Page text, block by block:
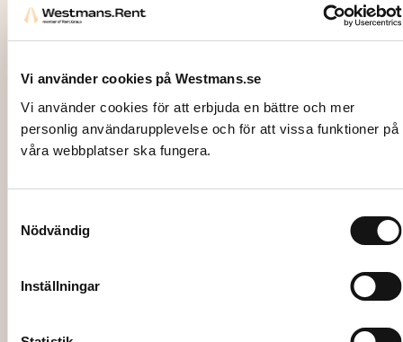
Vi använder cookies på Westmans.se
Vi använder cookies för att erbjuda en bättre och mer
personlig användarupplevelse och för att vissa funktioner på
våra webbplatser ska fungera.
Nödvändig
Inställningar
MIKROFON, Sennheiser trådlös